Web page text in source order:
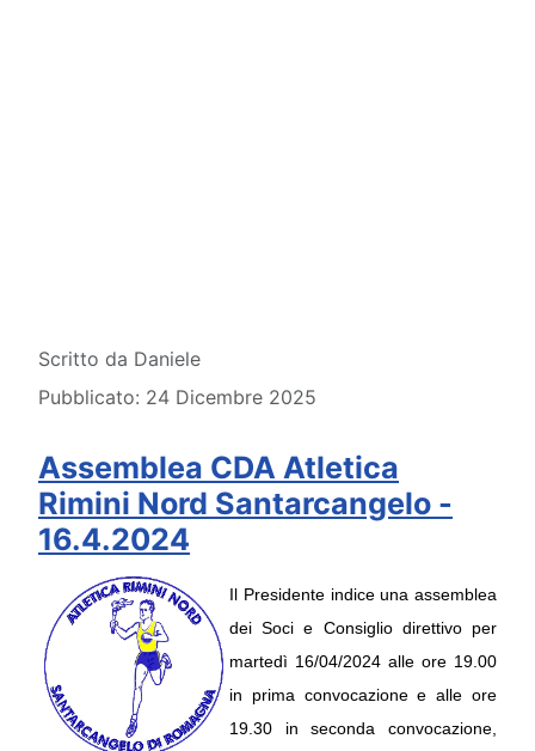
Dettagli
Scritto da Daniele
Pubblicato: 24 Dicembre 2025
Assemblea CDA Atletica
Rimini Nord Santarcangelo -
16.4.2024
Il Presidente indice una assemblea
dei Soci e Consiglio direttivo per
martedì 16/04/2024 alle ore 19.00
in prima convocazione e alle ore
19.30 in seconda convocazione,